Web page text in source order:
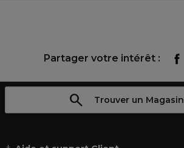
Partager votre intérêt :
Trouver un Magasin